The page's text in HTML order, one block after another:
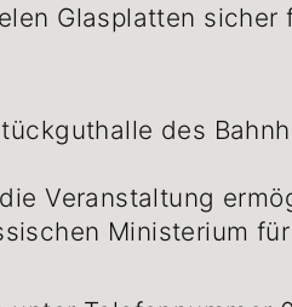
Glasplatten sicher
des
Veranstaltung
Ministerium